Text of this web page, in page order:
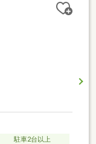
駐車2台以上